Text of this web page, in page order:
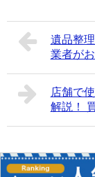
分する方法を紹
家電リ
家電リサイクル
カーが回収しリ
り、これらの家
ことはできませ
す。家電量販店
運搬費が加わり
合は、リサイク
ることもあるで
いいですね。
関連記事
す。
Q．どんな遺品
A．はい。大抵
合わせてくださ
Q．遺品整理業
業者も数多くい
遺品整
業者が
店舗で
解説！